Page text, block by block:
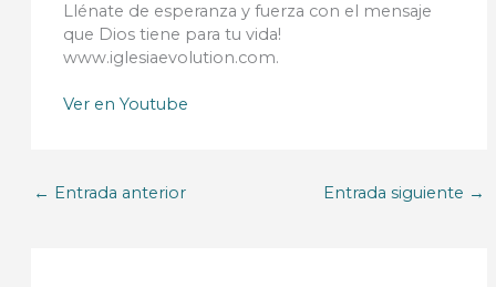
Llénate de esperanza y fuerza con el mensaje
que Dios tiene para tu vida!
www.iglesiaevolution.com.
Ver en Youtube
← Entrada anterior Entrada siguiente →